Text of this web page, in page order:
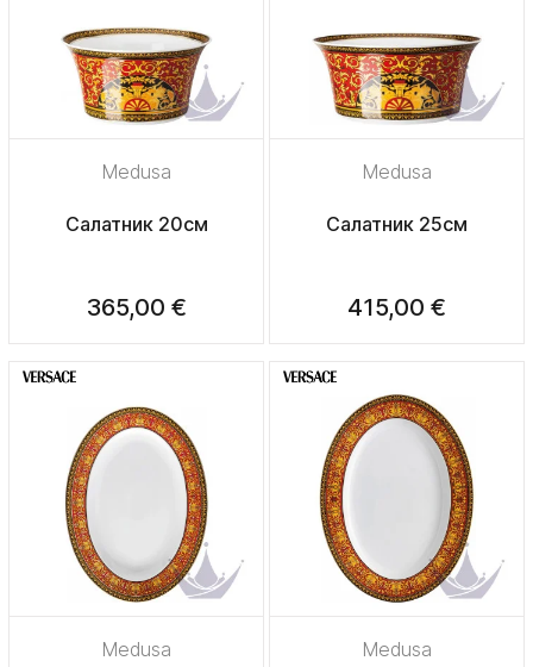
Medusa
Салатник 20см
365,00 €
Medusa
Салатник 25см
415,00 €
Medusa Medusa